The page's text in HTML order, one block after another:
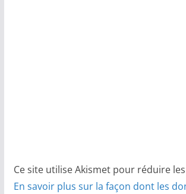
Ce site utilise Akismet pour réduire
En savoir plus sur la façon dont les